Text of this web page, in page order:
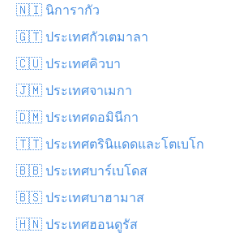
🇳🇮 นิการากัว
🇬🇹 ประเทศกัวเตมาลา
🇨🇺 ประเทศคิวบา
🇯🇲 ประเทศจาเมกา
🇩🇲 ประเทศดอมินีกา
🇹🇹 ประเทศตรินิแดดและโตเบโก
🇧🇧 ประเทศบาร์เบโดส
🇧🇸 ประเทศบาฮามาส
🇭🇳 ประเทศฮอนดูรัส